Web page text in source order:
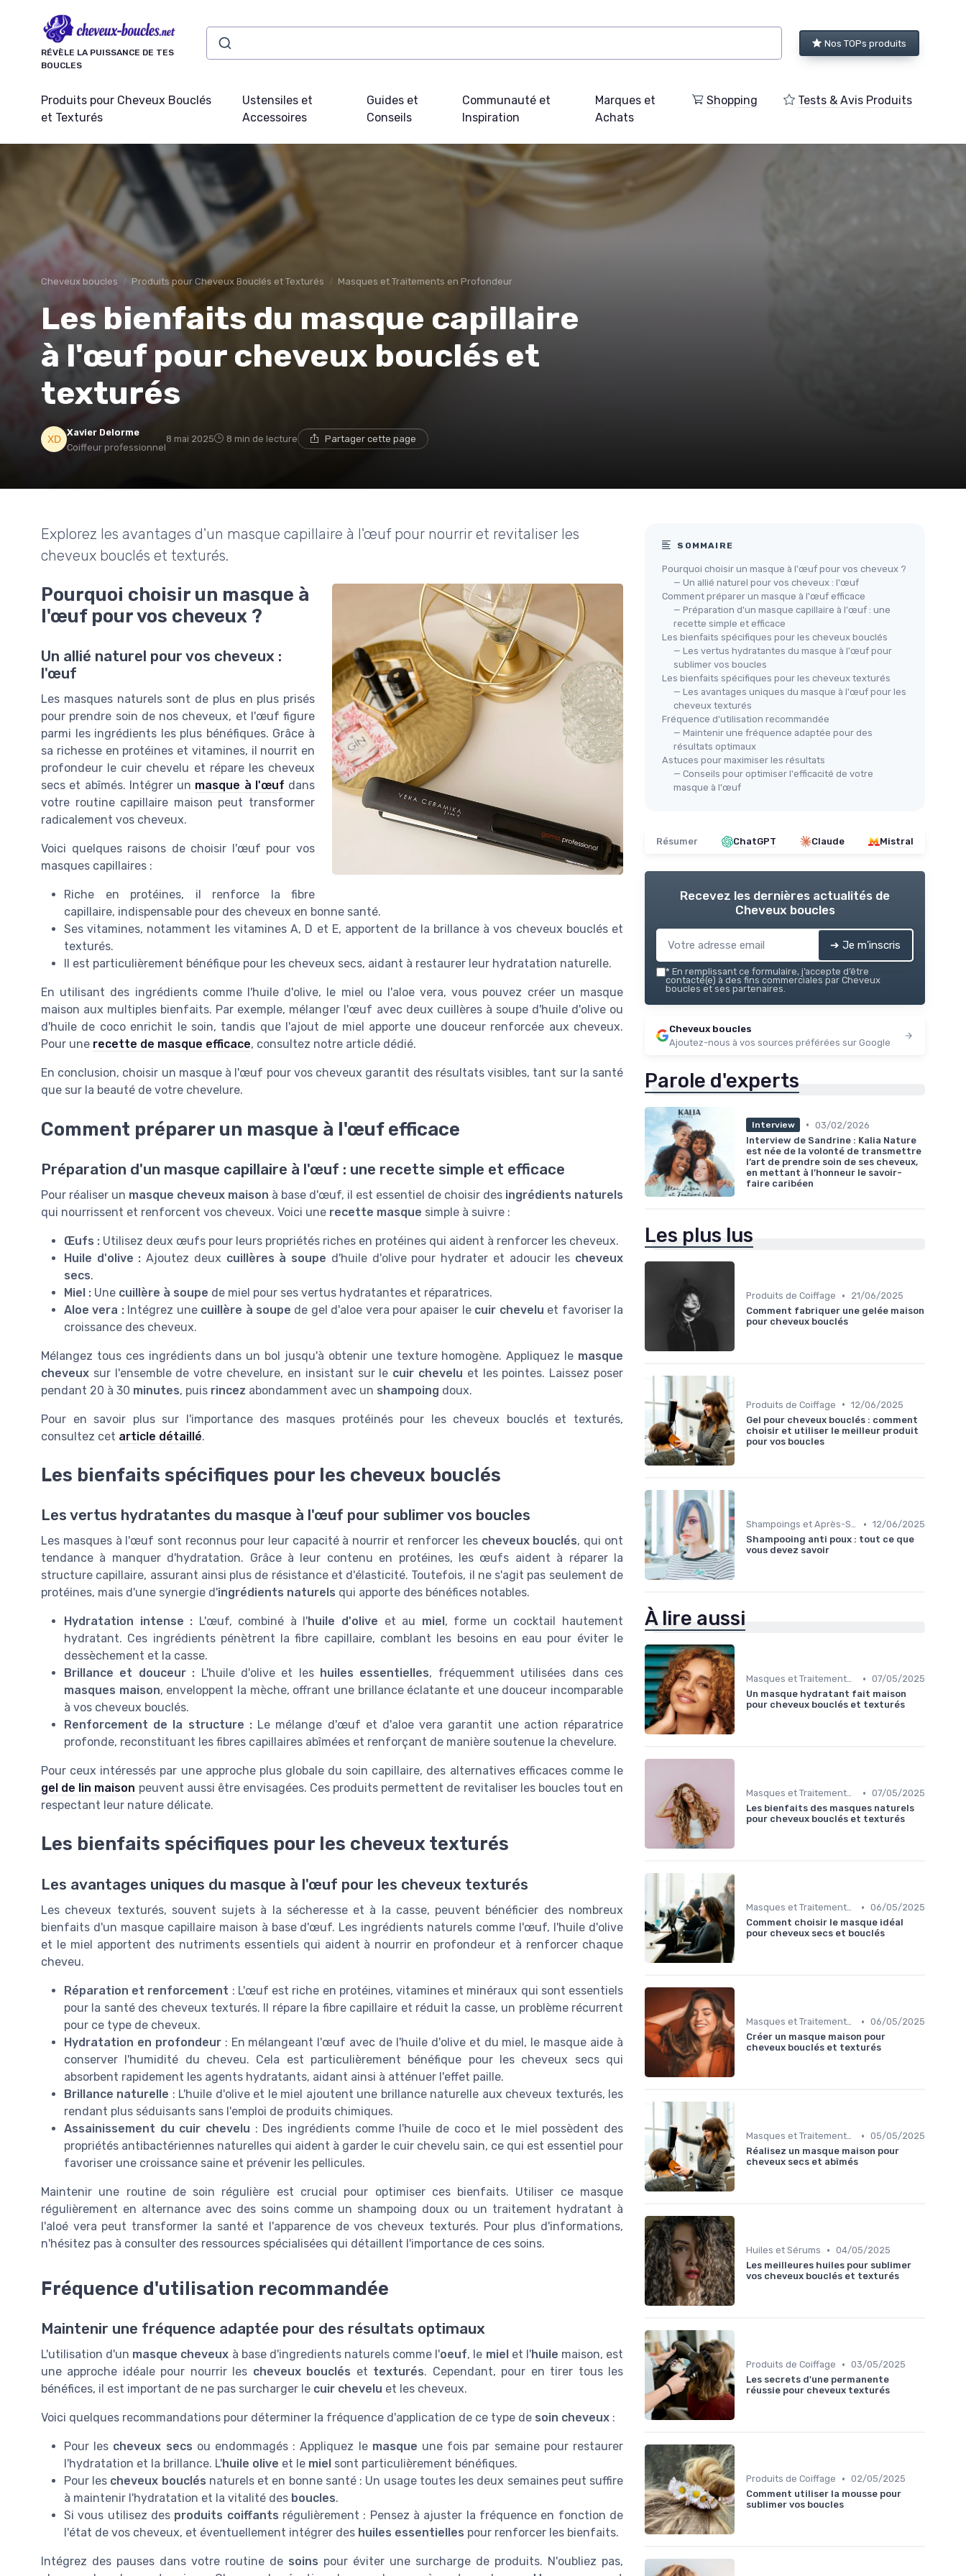
RÉVÈLE LA PUISSANCE DE TES
BOUCLES
Nos TOPs produits
Produits pour Cheveux Bouclés
et Texturés
Ustensiles et
Accessoires
Guides et
Conseils
Communauté et
Inspiration
Marques et
Achats
Shopping Tests & Avis Produits
Cheveux boucles Produits pour Cheveux Bouclés et Texturés Masques et Traitements en Profondeur
Les bienfaits du masque capillaire
à l'œuf pour cheveux bouclés et
texturés
Xavier Delorme
Coiffeur professionnel
8 mai 2025 8 min de lecture Partager cette page
Explorez les avantages d'un masque capillaire à l'œuf pour nourrir et revitaliser les
cheveux bouclés et texturés.
Pourquoi choisir un masque à
l'œuf pour vos cheveux ?
Un allié naturel pour vos cheveux :
l'œuf
Les masques naturels sont de plus en plus prisés
pour prendre soin de nos cheveux, et l'œuf figure
parmi les ingrédients les plus bénéfiques. Grâce à
sa richesse en protéines et vitamines, il nourrit en
profondeur le cuir chevelu et répare les cheveux
secs et abîmés. Intégrer un masque à l'œuf dans
votre routine capillaire maison peut transformer
radicalement vos cheveux.
Voici quelques raisons de choisir l'œuf pour vos
masques capillaires :
Riche en protéines, il renforce la fibre
capillaire, indispensable pour des cheveux en bonne santé.
Ses vitamines, notamment les vitamines A, D et E, apportent de la brillance à vos cheveux bouclés et
texturés.
Il est particulièrement bénéfique pour les cheveux secs, aidant à restaurer leur hydratation naturelle.
En utilisant des ingrédients comme l'huile d'olive, le miel ou l'aloe vera, vous pouvez créer un masque
maison aux multiples bienfaits. Par exemple, mélanger l'œuf avec deux cuillères à soupe d'huile d'olive ou
d'huile de coco enrichit le soin, tandis que l'ajout de miel apporte une douceur renforcée aux cheveux.
Pour une recette de masque efficace, consultez notre article dédié.
En conclusion, choisir un masque à l'œuf pour vos cheveux garantit des résultats visibles, tant sur la santé
que sur la beauté de votre chevelure.
Comment préparer un masque à l'œuf efficace
Préparation d'un masque capillaire à l'œuf : une recette simple et efficace
Pour réaliser un masque cheveux maison à base d'œuf, il est essentiel de choisir des ingrédients naturels
qui nourrissent et renforcent vos cheveux. Voici une recette masque simple à suivre :
Œufs : Utilisez deux œufs pour leurs propriétés riches en protéines qui aident à renforcer les cheveux.
Huile d'olive : Ajoutez deux cuillères à soupe d'huile d'olive pour hydrater et adoucir les cheveux
secs.
Miel : Une cuillère à soupe de miel pour ses vertus hydratantes et réparatrices.
Aloe vera :Intégrez une cuillère à soupe de gel d'aloe vera pour apaiser le cuir chevelu et favoriser la
croissance des cheveux.
Mélangez tous ces ingrédients dans un bol jusqu'à obtenir une texture homogène. Appliquez le masque
cheveux sur l'ensemble de votre chevelure, en insistant sur le cuir chevelu et les pointes. Laissez poser
pendant 20 à 30 minutes, puis rincez abondamment avec un shampoing doux.
Pour en savoir plus sur l'importance des masques protéinés pour les cheveux bouclés et texturés,
consultez cet article détaillé.
Les bienfaits spécifiques pour les cheveux bouclés
Les vertus hydratantes du masque à l'œuf pour sublimer vos boucles
Les masques à l'œuf sont reconnus pour leur capacité à nourrir et renforcer les cheveux bouclés, qui ont
tendance à manquer d'hydratation. Grâce à leur contenu en protéines, les œufs aident à réparer la
structure capillaire, assurant ainsi plus de résistance et d'élasticité. Toutefois, il ne s'agit pas seulement de
protéines, mais d'une synergie d'ingrédients naturels qui apporte des bénéfices notables.
Hydratation intense : L'œuf, combiné à l'huile d'olive et au miel , forme un cocktail hautement
hydratant. Ces ingrédients pénètrent la fibre capillaire, comblant les besoins en eau pour éviter le
dessèchement et la casse.
Brillance et douceur : L'huile d'olive et les huiles essentielles, fréquemment utilisées dans ces
masques maison, enveloppent la mèche, offrant une brillance éclatante et une douceur incomparable
à vos cheveux bouclés.
Renforcement de la structure :Le mélange d'œuf et d'aloe vera garantit une action réparatrice
profonde, reconstituant les fibres capillaires abîmées et renforçant de manière soutenue la chevelure.
Pour ceux intéressés par une approche plus globale du soin capillaire, des alternatives efficaces comme le
gel de lin maison peuvent aussi être envisagées. Ces produits permettent de revitaliser les boucles tout en
respectant leur nature délicate.
Les bienfaits spécifiques pour les cheveux texturés
Les avantages uniques du masque à l'œuf pour les cheveux texturés
Les cheveux texturés, souvent sujets à la sécheresse et à la casse, peuvent bénéficier des nombreux
bienfaits d'un masque capillaire maison à base d'œuf. Les ingrédients naturels comme l'œuf, l'huile d'olive
et le miel apportent des nutriments essentiels qui aident à nourrir en profondeur et à renforcer chaque
cheveu.
Réparation et renforcement : L'œuf est riche en protéines, vitamines et minéraux qui sont essentiels
pour la santé des cheveux texturés. Il répare la fibre capillaire et réduit la casse, un problème récurrent
pour ce type de cheveux.
Hydratation en profondeur: En mélangeant l'œuf avec de l'huile d'olive et du miel, le masque aide à
conserver l'humidité du cheveu. Cela est particulièrement bénéfique pour les cheveux secs qui
absorbent rapidement les agents hydratants, aidant ainsi à atténuer l'effet paille.
Brillance naturelle : L'huile d'olive et le miel ajoutent une brillance naturelle aux cheveux texturés, les
rendant plus séduisants sans l'emploi de produits chimiques.
Assainissement du cuir chevelu : Des ingrédients comme l'huile de coco et le miel possèdent des
propriétés antibactériennes naturelles qui aident à garder le cuir chevelu sain, ce qui est essentiel pour
favoriser une croissance saine et prévenir les pellicules.
Maintenir une routine de soin régulière est crucial pour optimiser ces bienfaits. Utiliser ce masque
régulièrement en alternance avec des soins comme un shampoing doux ou un traitement hydratant à
l'aloé vera peut transformer la santé et l'apparence de vos cheveux texturés. Pour plus d'informations,
n'hésitez pas à consulter des ressources spécialisées qui détaillent l'importance de ces soins.
Fréquence d'utilisation recommandée
Maintenir une fréquence adaptée pour des résultats optimaux
L'utilisation d'un masque cheveux à base d'ingredients naturels comme l'oeuf, le miel et l'huile maison, est
une approche idéale pour nourrir les cheveux bouclés et texturés. Cependant, pour en tirer tous les
bénéfices, il est important de ne pas surcharger le cuir chevelu et les cheveux.
Voici quelques recommandations pour déterminer la fréquence d'application de ce type de soin cheveux :
Pour les cheveux secs ou endommagés : Appliquez le masque une fois par semaine pour restaurer
l'hydratation et la brillance. L'huile olive et le miel sont particulièrement bénéfiques.
Pour les cheveux bouclés naturels et en bonne santé : Un usage toutes les deux semaines peut suffire
à maintenir l'hydratation et la vitalité des boucles.
Si vous utilisez des produits coiffants régulièrement : Pensez à ajuster la fréquence en fonction de
l'état de vos cheveux, et éventuellement intégrer des huiles essentielles pour renforcer les bienfaits.
Intégrez des pauses dans votre routine de soins pour éviter une surcharge de produits. N'oubliez pas,
SOMMAIRE
Pourquoi choisir un masque à l'œuf pour vos cheveux ?
— Un allié naturel pour vos cheveux : l'œuf
Comment préparer un masque à l'œuf efficace
— Préparation d'un masque capillaire à l'œuf : une
recette simple et efficace
Les bienfaits spécifiques pour les cheveux bouclés
— Les vertus hydratantes du masque à l'œuf pour
sublimer vos boucles
Les bienfaits spécifiques pour les cheveux texturés
— Les avantages uniques du masque à l'œuf pour les
cheveux texturés
Fréquence d'utilisation recommandée
— Maintenir une fréquence adaptée pour des
résultats optimaux
Astuces pour maximiser les résultats
— Conseils pour optimiser l'efficacité de votre
masque à l'œuf
Résumer ChatGPT Claude Mistral
Recevez les dernières actualités de
Cheveux boucles
➔ Je m'inscris
* En remplissant ce formulaire, j’accepte d’être
contacté(e) à des fins commerciales par Cheveux
boucles et ses partenaires.
Cheveux boucles
Ajoutez-nous à vos sources préférées sur Google
Parole d'experts
Interview • 03/02/2026
Interview de Sandrine : Kalia Nature
est née de la volonté de transmettre
l’art de prendre soin de ses cheveux,
en mettant à l’honneur le savoir-
faire caribéen
Les plus lus
Produits de Coiffage •
21/06/2025
Comment fabriquer une gelée maison
pour cheveux bouclés
Produits de Coiffage • 12/06/2025
Gel pour cheveux bouclés : comment
choisir et utiliser le meilleur produit
pour vos boucles
Shampoings et Après-Shampoings • 12/06/2025
Shampooing anti poux : tout ce que
vous devez savoir
À lire aussi
Masques et Traitements en Profondeur • 07/05/2025
Un masque hydratant fait maison
pour cheveux bouclés et texturés
Masques et Traitements en Profondeur • 07/05/2025
Les bienfaits des masques naturels
pour cheveux bouclés et texturés
Masques et Traitements en Profondeur • 06/05/2025
Comment choisir le masque idéal
pour cheveux secs et bouclés
Masques et Traitements en Profondeur • 06/05/2025
Créer un masque maison pour
cheveux bouclés et texturés
Masques et Traitements en Profondeur • 05/05/2025
Réalisez un masque maison pour
cheveux secs et abîmés
Huiles et Sérums • 04/05/2025
Les meilleures huiles pour sublimer
vos cheveux bouclés et texturés
Produits de Coiffage • 03/05/2025
Les secrets d'une permanente
réussie pour cheveux texturés
Produits de Coiffage • 02/05/2025
Comment utiliser la mousse pour
sublimer vos boucles